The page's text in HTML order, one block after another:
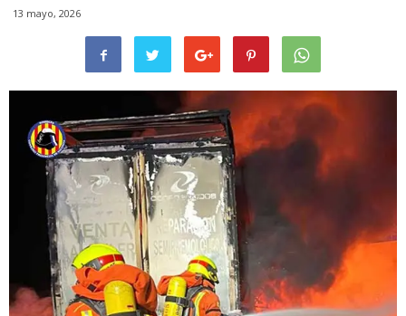
13 mayo, 2026